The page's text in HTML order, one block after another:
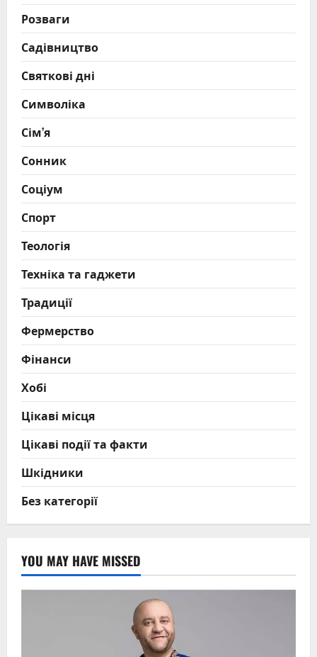
Розваги
Садівництво
Святкові дні
Символіка
Сім’я
Сонник
Соціум
Спорт
Теологія
Техніка та гаджети
Традиції
Фермерство
Фінанси
Хобі
Цікаві місця
Цікаві події та факти
Шкідники
Без категорії
YOU MAY HAVE MISSED